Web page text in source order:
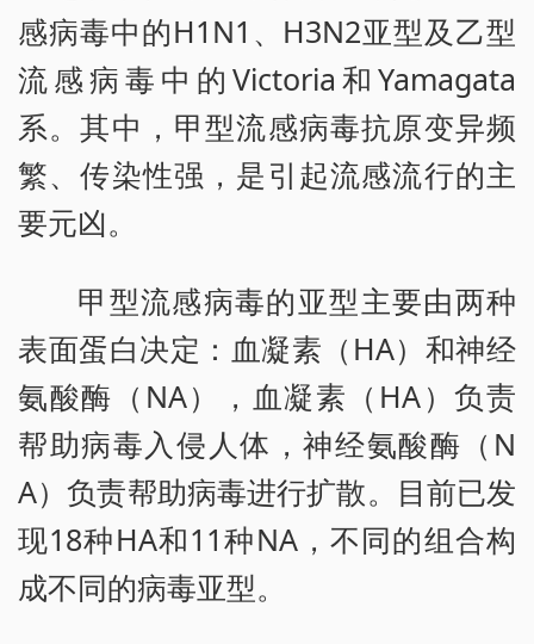
感病毒中的H1N1、H3N2亚型及乙型
流感病毒中的Victoria和Yamagata
系。其中，甲型流感病毒抗原变异频
繁、传染性强，是引起流感流行的主
要元凶。
甲型流感病毒的亚型主要由两种
表面蛋白决定：血凝素（HA）和神经
氨酸酶（NA），血凝素（HA）负责
帮助病毒入侵人体，神经氨酸酶（N
A）负责帮助病毒进行扩散。目前已发
现18种HA和11种NA，不同的组合构
成不同的病毒亚型。